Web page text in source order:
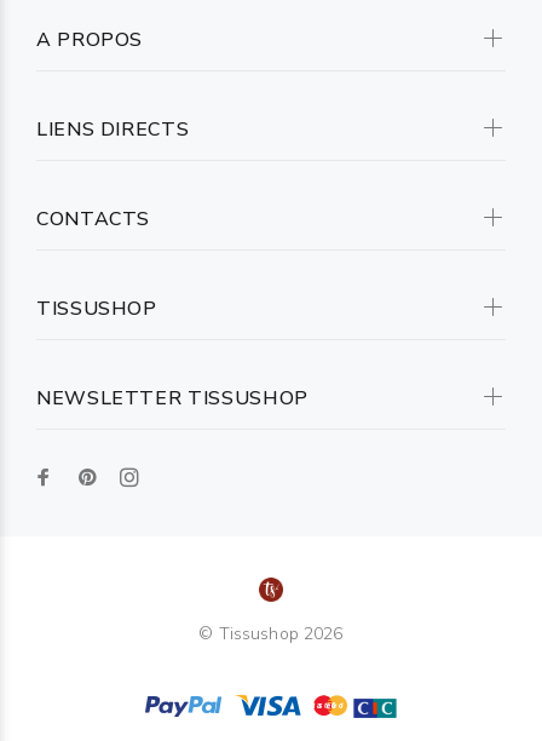
NEWSLETTER TISSUSHOP
A PROPOS
LIENS DIRECTS
CONTACTS
TISSUSHOP
© Tissushop 2026